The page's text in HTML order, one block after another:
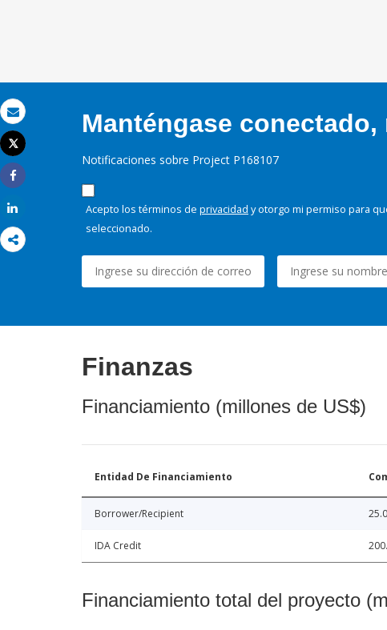
Correo electrónico
Imprimir
Tweet
Share
Manténgase
Notificaciones sobre Project P168107
Acepto los términos de privacidad y otorgo mi permiso para
seleccionado.
Finanzas
Financiamiento (millones de US$)
Entidad De Financiamiento
Borrower/Recipient
IDA Credit
Financiamiento total del proyecto